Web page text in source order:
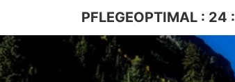
PFLEGEOPTIMAL : 24 :